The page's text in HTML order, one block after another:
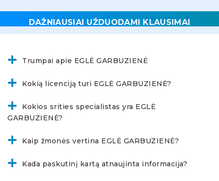
DAŽNIAUSIAI UŽDUODAMI KLAUSIMAI
Trumpai apie EGLĖ GARBUZIENĖ
Kokią licenciją turi EGLĖ GARBUZIENĖ?
Kokios srities specialistas yra EGLĖ
GARBUZIENĖ?
Kaip žmonės vertina EGLĖ GARBUZIENĖ?
Kada paskutinį kartą atnaujinta informacija?